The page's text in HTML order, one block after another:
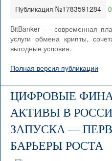
Публикация №1783591284
BitBanker — современная
услуги обмена крипты,
выгодные условия.
Полная версия публикации
ЦИФРОВЫЕ
АКТИВЫ В
ЗАПУСКА —
БАРЬЕРЫ РОСТА